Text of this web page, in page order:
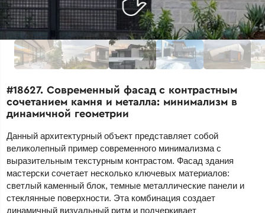
#18627. Современный фасад с контрастным
сочетанием камня и металла: минимализм в
динамичной геометрии
Данный архитектурный объект представляет собой
великолепный пример современного минимализма с
выразительным текстурным контрастом. Фасад здания
мастерски сочетает несколько ключевых материалов:
светлый каменный блок, темные металлические панели и
стеклянные поверхности. Эта комбинация создает
динамичный визуальный ритм и подчеркивает